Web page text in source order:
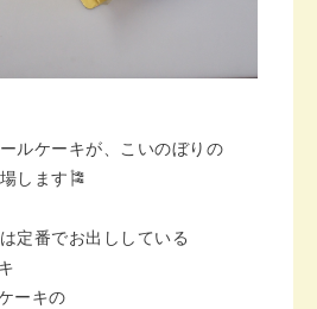
ルケーキが、こいのぼりの
します🎏
定番でお出ししている
ーキの